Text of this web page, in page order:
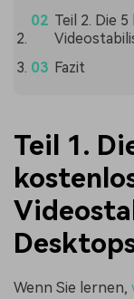
Teil 2. Die
Fazit
Teil 1.
Wenn Sie lernen,